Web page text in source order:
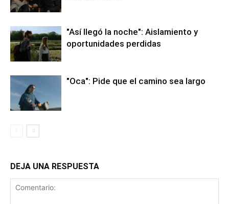
"Así llegó la noche": Aislamiento y
oportunidades perdidas
"Oca": Pide que el camino sea largo
DEJA UNA RESPUESTA